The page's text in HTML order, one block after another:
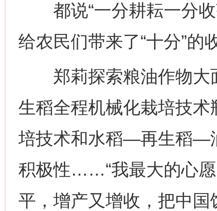
都说“一分耕耘一分收
给农民们带来了“十分”的
郑莉探索粮油作物大
生稻全程机械化栽培技
培技术和水稻—再生稻—
积极性……“我最大的心
平，增产又增收，把中国